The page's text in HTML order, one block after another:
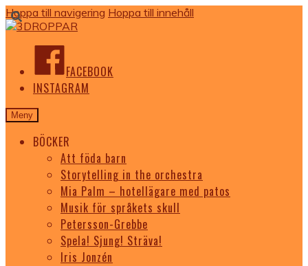
Hoppa till navigering Hoppa till innehåll
FACEBOOK
INSTAGRAM
Meny
BÖCKER
Att föda barn
Storytelling in the orchestra
Mia Palm – hotellägare med patos
Musik för språkets skull
Petersson-Grebbe
Spela! Sjung! Sträva!
Iris Jonzén